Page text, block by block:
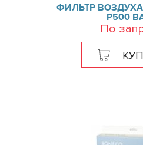
ФИЛЬТР ВОЗДУХА
P500
По